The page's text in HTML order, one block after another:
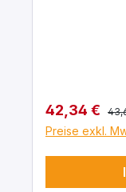
42,34 €
Preise exkl.